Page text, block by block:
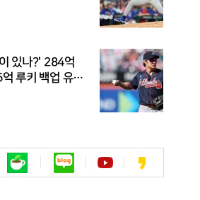
있나?' 284억
루키 백업 유격
스, 수비도 김하